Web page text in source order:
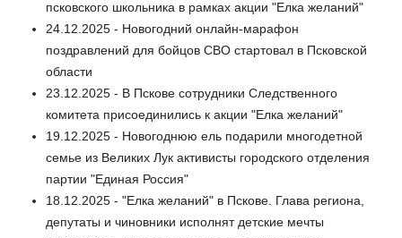
псковского школьника в рамках акции "Елка желаний"
24.12.2025 - Новогодний онлайн-марафон
поздравлений для бойцов СВО стартовал в Псковской
области
23.12.2025 - В Пскове сотрудники Следственного
комитета присоединились к акции "Елка желаний"
19.12.2025 - Новогоднюю ель подарили многодетной
семье из Великих Лук активисты городского отделения
партии "Единая Россия"
18.12.2025 - "Елка желаний" в Пскове. Глава региона,
депутаты и чиновники исполнят детские мечты